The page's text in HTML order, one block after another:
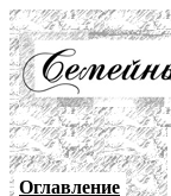
Оглавление